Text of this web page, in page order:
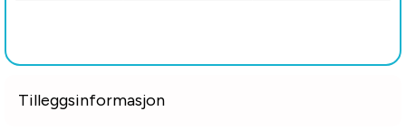
Tilleggsinformasjon